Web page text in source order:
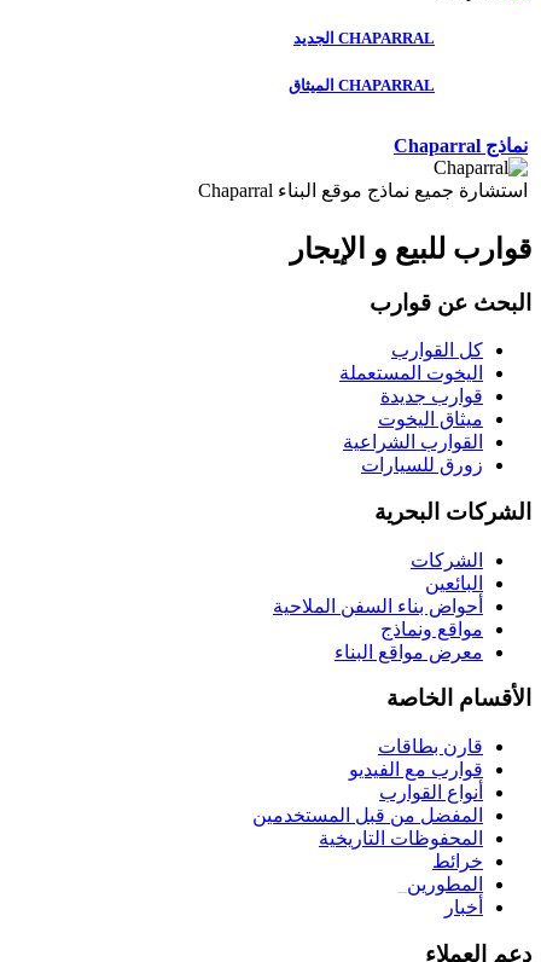
CHAPARRAL الجديد
CHAPARRAL الميثاق
نماذج Chaparral
استشارة جميع نماذج موقع البناء Chaparral
قوارب للبيع و الإيجار
البحث عن قوارب
كل القوارب
اليخوت المستعملة
قوارب جديدة
ميثاق اليخوت
القوارب الشراعية
زورق للسيارات
الشركات البحرية
الشركات
البائعين
أحواض بناء السفن الملاحية
مواقع ونماذج
معرض مواقع البناء
الأقسام الخاصة
قارن بطاقات
قوارب مع الفيديو
أنواع القوارب
المفضل من قبل المستخدمين
المحفوظات التاريخية
خرائط
المطورين
أخبار
دعم العملاء